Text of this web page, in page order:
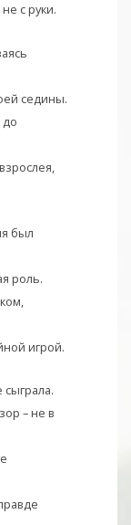
с руки.
седины.
до
был
роль.
игрой.
– не в